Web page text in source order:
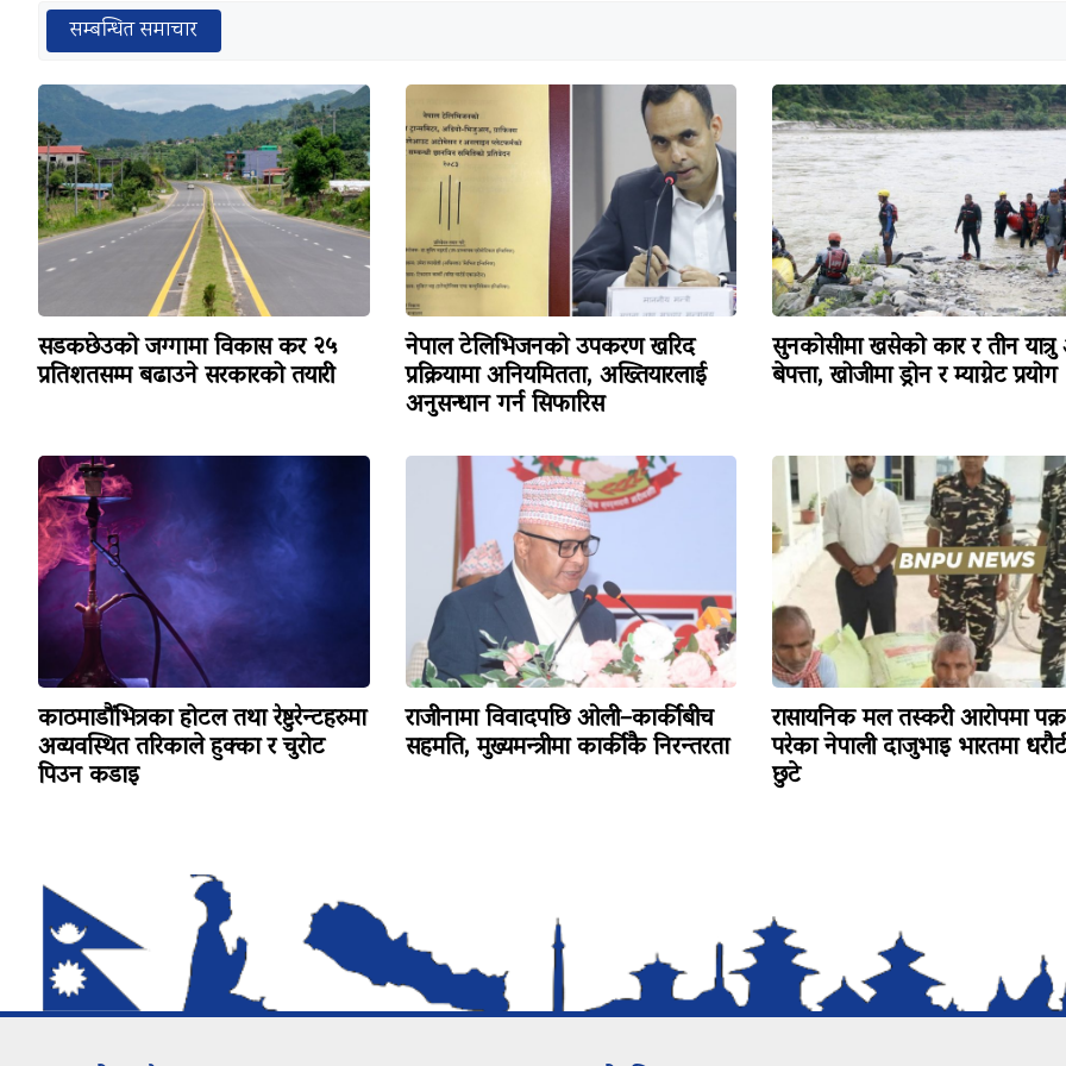
सम्बन्धित समाचार
सडकछेउको जग्गामा विकास कर २५
प्रतिशतसम्म बढाउने सरकारको तयारी
नेपाल टेलिभिजनको उपकरण खरिद
प्रक्रियामा अनियमितता, अख्तियारलाई
अनुसन्धान गर्न सिफारिस
सुनकोसीमा खसेको कार र तीन
बेपत्ता, खोजीमा ड्रोन र म्याग्नेट प्रयोग
काठमाडौंभित्रका होटल तथा रेष्टुरेन्टहरुमा
अव्यवस्थित तरिकाले हुक्का र चुरोट
पिउन कडाइ
राजीनामा विवादपछि ओली–कार्कीबीच
सहमति, मुख्यमन्त्रीमा कार्कीकै निरन्तरता
रासायनिक मल तस्करी आरोपमा
परेका नेपाली दाजुभाइ भारतमा
छुटे